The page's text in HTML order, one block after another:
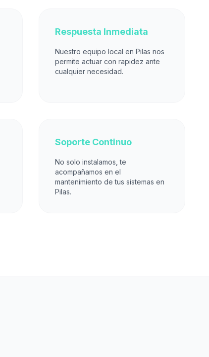
Respuesta Inmediata
Nuestro equipo local en Pilas nos
permite actuar con rapidez ante
cualquier necesidad.
Soporte Continuo
No solo instalamos, te
acompañamos en el
mantenimiento de tus sistemas en
Pilas.